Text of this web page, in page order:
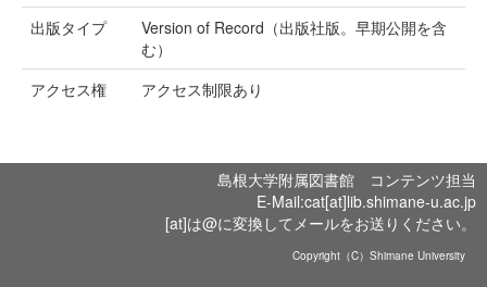
出版タイプ
Version of Record（出版社版。早期公開を含
む）
アクセス権
アクセス制限あり
島根大学附属図書館 コンテンツ担当
E-Mail:cat[at]lib.shimane-u.ac.jp
[at]は@に変換してメールをお送りください。
Copyright（C）Shimane University